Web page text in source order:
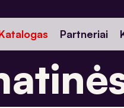
Partneriai